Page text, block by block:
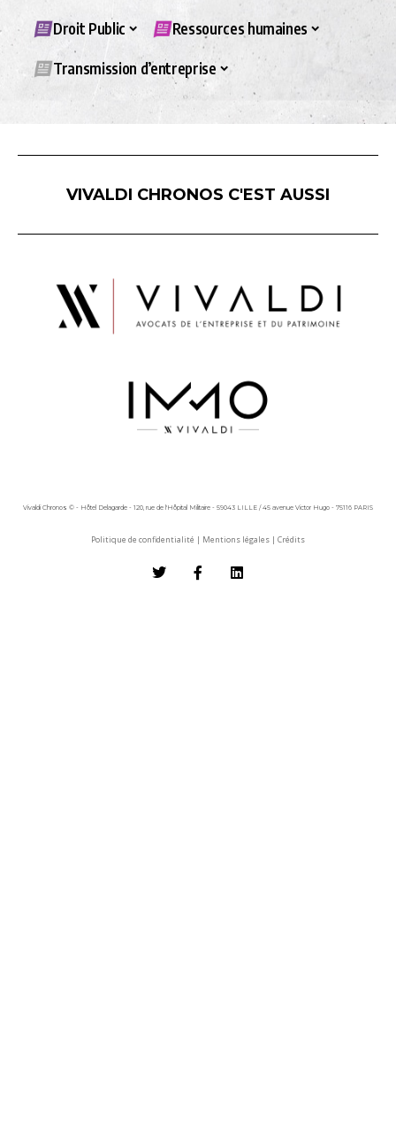
Droit Public Ressources humaines
Transmission d’entreprise
VIVALDI CHRONOS C'EST AUSSI
Vivaldi Chronos © - Hôtel Delagarde - 120, rue de l'Hôpital Militaire - 59043 LILLE / 45 avenue Victor Hugo - 75116 PARIS
Politique de confidentialité | Mentions légales | Crédits